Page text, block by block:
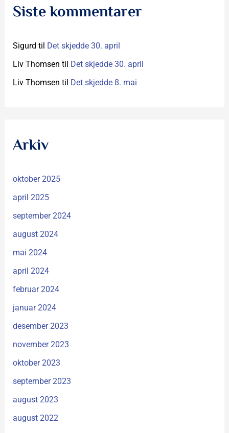
Siste kommentarer
Sigurd til Det skjedde 30. april
Liv Thomsen til Det skjedde 30. april
Liv Thomsen til Det skjedde 8. mai
Arkiv
oktober 2025
april 2025
september 2024
august 2024
mai 2024
april 2024
februar 2024
januar 2024
desember 2023
november 2023
oktober 2023
september 2023
august 2023
august 2022